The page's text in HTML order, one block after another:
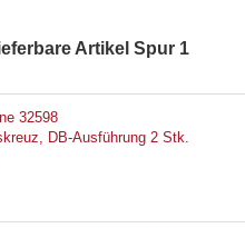
Artikel Spur 1
32598
DB-Ausführung 2 Stk.